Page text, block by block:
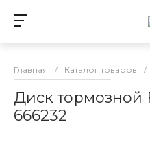
Главная / Каталог товаров /
Диск тормозной
666232